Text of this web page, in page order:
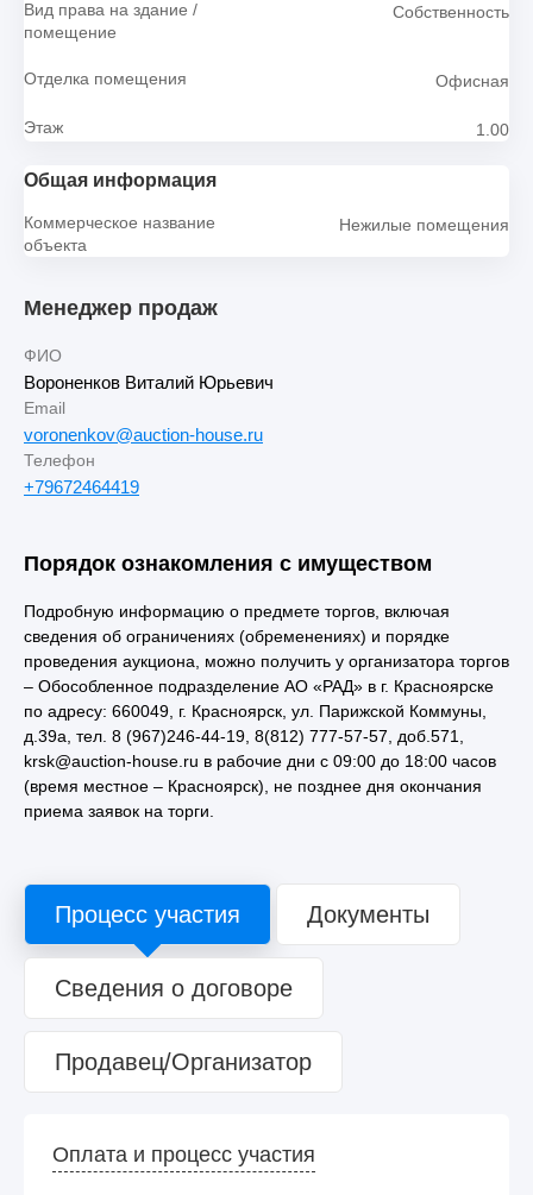
Вид права на здание /
помещение
Собственность
Отделка помещения Офисная
Этаж 1.00
Общая информация
Коммерческое название
объекта
Нежилые помещения
Менеджер продаж
ФИО
Вороненков Виталий Юрьевич
Email
voronenkov@auction-house.ru
Телефон
+79672464419
Порядок ознакомления с имуществом
Подробную информацию о предмете торгов, включая
сведения об ограничениях (обременениях) и порядке
проведения аукциона, можно получить у организатора торгов
– Обособленное подразделение АО «РАД» в г. Красноярске
по адресу: 660049, г. Красноярск, ул. Парижской Коммуны,
д.39а, тел. 8 (967)246-44-19, 8(812) 777-57-57, доб.571,
krsk@auction-house.ru в рабочие дни с 09:00 до 18:00 часов
(время местное – Красноярск), не позднее дня окончания
приема заявок на торги.
Процесс участия Документы
Сведения о договоре
Продавец/Организатор
Оплата и процесс участия